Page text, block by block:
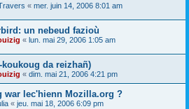
« mer. juin 14, 2006 8:01 am
un nebeud fazioù
« lun. mai 29, 2006 1:05 am
da reizhañ)
« dim. mai 21, 2006 4:21 pm
war lec'hienn Mozilla.org ?
« jeu. mai 18, 2006 6:09 pm